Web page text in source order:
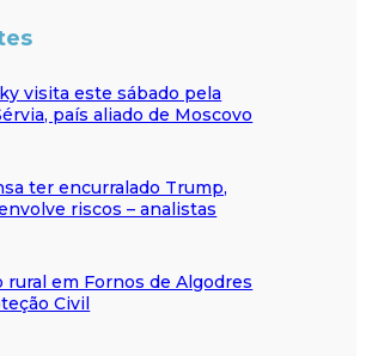
visita este sábado pela
país aliado de Moscovo
ter encurralado Trump,
riscos – analistas
rural em Fornos de Algodres
Civil